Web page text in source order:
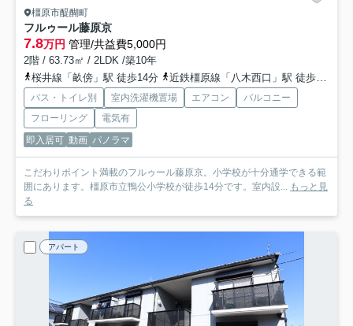
橿原市醍醐町
フルゥール藤原京
7.8万円 管理/共益費5,000円
2階 / 63.73㎡ / 2LDK /築10年
桜井線「畝傍」駅 徒歩14分
近鉄橿原線「八木西口」駅 徒歩18分
バス・トイレ別 室内洗濯機置場 エアコン
バルコニー
フローリング
電気有
即入居可 動画 パノラマ
こだわりポイント満載のフルゥール藤原京。小学校が十分通学できる範
囲にあります。橿原市立鴨公小学校が徒歩14分です。室内設... もっと見
る
アパート